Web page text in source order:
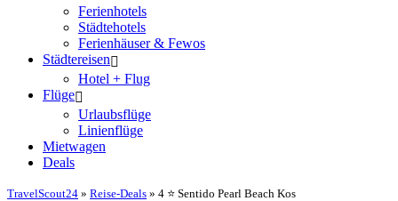
Ferienhotels
Städtehotels
Ferienhäuser & Fewos
Städtereisen
Hotel + Flug
Flüge
Urlaubsflüge
Linienflüge
Mietwagen
Deals
TravelScout24 » Reise-Deals » 4 ⭐ Sentido Pearl Beach Kos